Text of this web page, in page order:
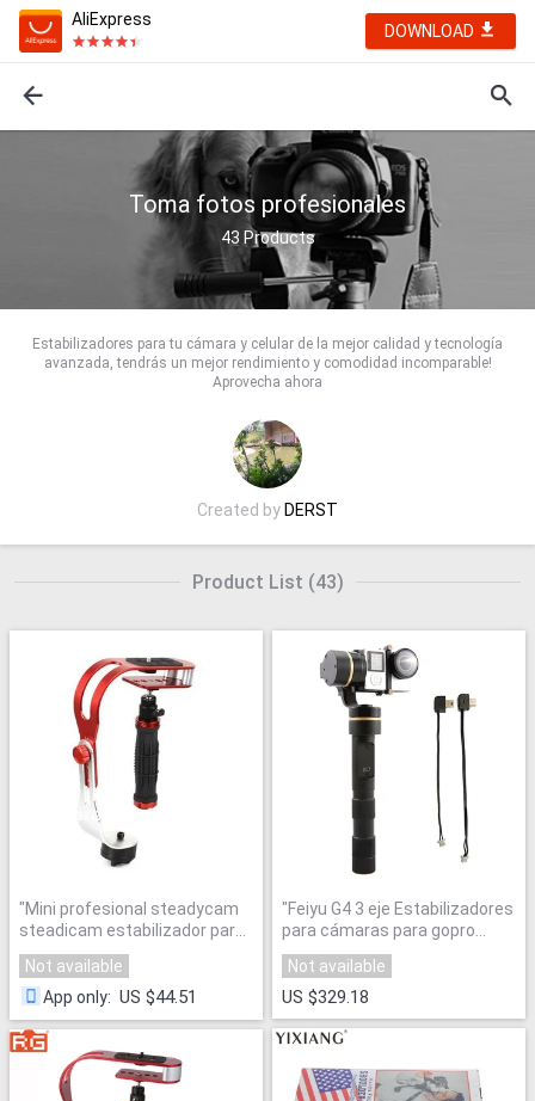
AliExpress
DOWNLOAD
Toma fotos profesionales
43 Products
Estabilizadores para tu cámara y celular de la mejor calidad y tecnología
avanzada, tendrás un mejor rendimiento y comodidad incomparable!
Aprovecha ahora
Created byDERST
Product List (43)
"Mini profesional steadycam
steadicam estabilizador para
Digital Compact Camera
Phone DSLR para Canon Nikon
Sony GoPro Hero"
Not available
App only: US $44.51
"Feiyu G4 3 eje Estabilizadores
para cámaras para gopro
HERO4/3 +/3 deportes
cámaras de tamaño similar
con cable de carga y cable de
salida de vídeo"
Not available
US $329.18